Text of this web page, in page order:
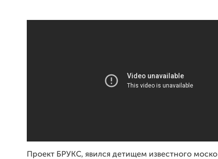
Проект БРУКС, явился детищем известного